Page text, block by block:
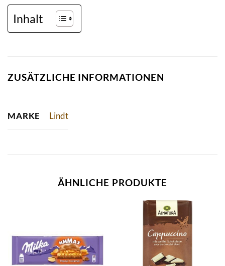
Inhalt
ZUSÄTZLICHE INFORMATIONEN
MARKE Lindt
ÄHNLICHE PRODUKTE